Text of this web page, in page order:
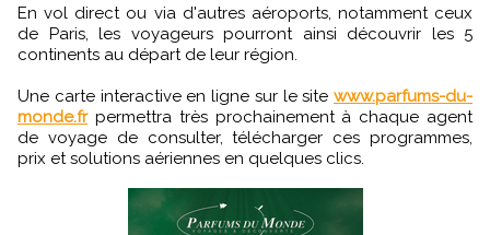
En vol direct ou via d'autres aéroports, notamment ceux
de Paris, les voyageurs pourront ainsi découvrir les 5
continents au départ de leur région.
Une carte interactive en ligne sur le site www.parfums-du-
monde.frpermettra très prochainement à chaque agent
de voyage de consulter, télécharger ces programmes,
prix et solutions aériennes en quelques clics.